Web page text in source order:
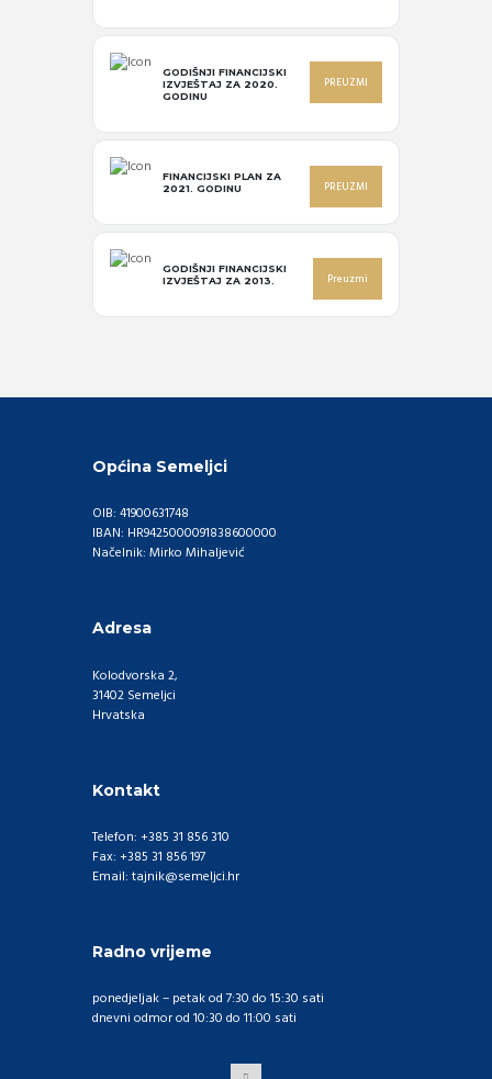
GODIŠNJI FINANCIJSKI
IZVJEŠTAJ ZA 2020.
GODINU
PREUZMI
FINANCIJSKI PLAN ZA
2021. GODINU
PREUZMI
GODIŠNJI FINANCIJSKI
IZVJEŠTAJ ZA 2013.
Preuzmi
Općina Semeljci
OIB: 41900631748
IBAN: HR9425000091838600000
Načelnik: Mirko Mihaljević
Adresa
Kolodvorska 2,
31402 Semeljci
Hrvatska
Kontakt
Telefon: +385 31 856 310
Fax: +385 31 856 197
Email: tajnik@semeljci.hr
Radno vrijeme
ponedjeljak – petak od 7:30 do 15:30 sati
dnevni odmor od 10:30 do 11:00 sati